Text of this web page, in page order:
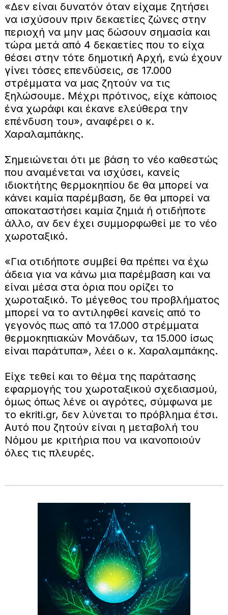
«Δεν είναι δυνατόν όταν είχαμε ζητήσει
να ισχύσουν πριν δεκαετίες ζώνες στην
περιοχή να μην μας δώσουν σημασία και
τώρα μετά από 4 δεκαετίες που το είχα
θέσει στην τότε δημοτική Αρχή, ενώ έχουν
γίνει τόσες επενδύσεις, σε 17.000
στρέμματα να μας ζητούν να τις
ξηλώσουμε. Μέχρι πρότινος, είχε κάποιος
ένα χωράφι και έκανε ελεύθερα την
επένδυση του», αναφέρει ο κ.
Χαραλαμπάκης.
Σημειώνεται ότι με βάση το νέο καθεστώς
που αναμένεται να ισχύσει, κανείς
ιδιοκτήτης θερμοκηπίου δε θα μπορεί να
κάνει καμία παρέμβαση, δε θα μπορεί να
αποκαταστήσει καμία ζημιά ή οτιδήποτε
άλλο, αν δεν έχει συμμορφωθεί με το νέο
χωροταξικό.
«Για οτιδήποτε συμβεί θα πρέπει να έχω
άδεια για να κάνω μια παρέμβαση και να
είναι μέσα στα όρια που ορίζει το
χωροταξικό. Το μέγεθος του προβλήματος
μπορεί να το αντιληφθεί κανείς από το
γεγονός πως από τα 17.000 στρέμματα
θερμοκηπιακών Μονάδων, τα 15.000 ίσως
είναι παράτυπα», λέει ο κ. Χαραλαμπάκης.
Είχε τεθεί και το θέμα της παράτασης
εφαρμογής του χωροταξικού σχεδιασμού,
όμως όπως λένε οι αγρότες, σύμφωνα με
το ekriti.gr, δεν λύνεται το πρόβλημα έτσι.
Αυτό που ζητούν είναι η μεταβολή του
Νόμου με κριτήρια που να ικανοποιούν
όλες τις πλευρές.